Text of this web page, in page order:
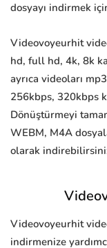
dosyayı indirmek
Videovoyeurhit
hd, full hd, 4k, 8k
ayrıca videoları
256kbps, 320kbps
Dönüştürmeyi
WEBM, M4A
olarak
Videovoyeurhit
indirmenize